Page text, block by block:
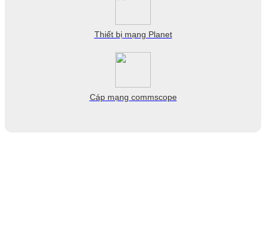
Thiết bị mạng Planet
Cáp mạng commscope